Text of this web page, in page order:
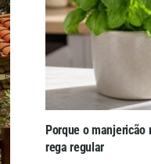
Porque o manjericão
rega regular